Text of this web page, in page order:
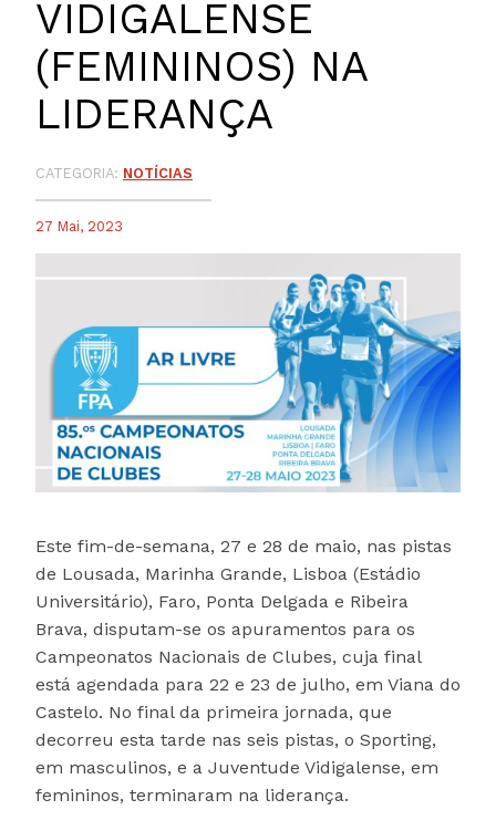
VIDIGALENSE
(FEMININOS) NA
LIDERANÇA
CATEGORIA: NOTÍCIAS
27 Mai, 2023
Este fim-de-semana, 27 e 28 de maio, nas pistas
de Lousada, Marinha Grande, Lisboa (Estádio
Universitário), Faro, Ponta Delgada e Ribeira
Brava, disputam-se os apuramentos para os
Campeonatos Nacionais de Clubes, cuja final
está agendada para 22 e 23 de julho, em Viana do
Castelo. No final da primeira jornada, que
decorreu esta tarde nas seis pistas, o Sporting,
em masculinos, e a Juventude Vidigalense, em
femininos, terminaram na liderança.